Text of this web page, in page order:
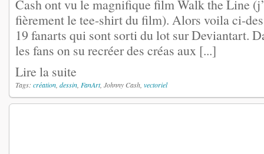
Cash ont vu le magnifique film Walk the Line
fièrement le tee-shirt du film). Alors voila ci-
19 fanarts qui sont sorti du lot sur Deviantart.
les fans on su recréer des créas aux [...]
Lire la suite
Tags: création dessin FanArt, Johnny Cash, vectoriel